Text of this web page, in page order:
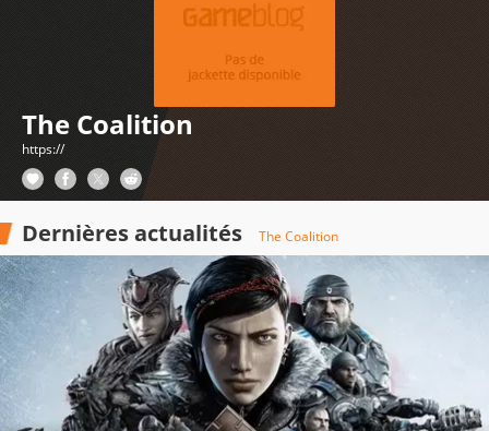
The Coalition
https://
Dernières actualités The Coalition